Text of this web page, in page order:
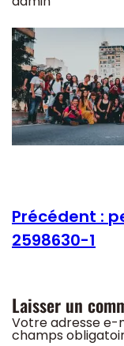
Précédent :
2598630-1
Laisser un
Votre adresse e-
champs